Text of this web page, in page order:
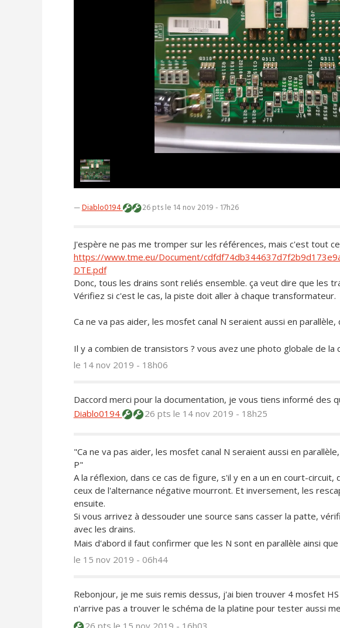
—Diablo0194 26 ptsle 14 nov 2019 - 17h26
J'espère ne pas me tromper sur les références, mais c'est tout
https://www.tme.eu/Document/
DTE.pdf
Donc, tous les drains sont reliés ensemble. ça veut dire que les
Vérifiez si c'est le cas, la piste doit aller à chaque transformateur.
Ca ne va pas aider, les mosfet canal N seraient aussi en
Il y a combien de transistors ? vous avez une photo globale de la
le 14 nov 2019 - 18h06
Daccord merci pour la documentation, je vous tiens informé des
Diablo0194
26 pts le 14 nov 2019 - 18h25
"Ca ne va pas aider, les mosfet canal N seraient aussi en
P"
A la réflexion, dans ce cas de figure, s'il y en a un en court-
ceux de l'alternance négative mourront. Et inversement, les
ensuite.
Si vous arrivez à dessouder une source sans casser la patte,
avec les drains.
Mais d'abord il faut confirmer que les N sont en parallèle ainsi que
le 15 nov 2019 - 06h44
Rebonjour, je me suis remis dessus, j'ai bien trouver 4 mosfet
n'arrive pas a trouver le schéma de la platine pour tester aussi